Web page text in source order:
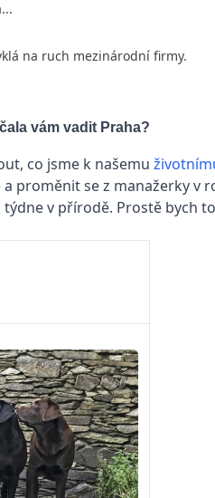
na ruch mezinárodní firmy.
vám vadit Praha?
co jsme k našemu
proměnit se z manažerky v
v přírodě. Prostě bych